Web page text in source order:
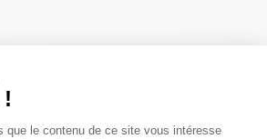
que le contenu de ce site vous intéresse